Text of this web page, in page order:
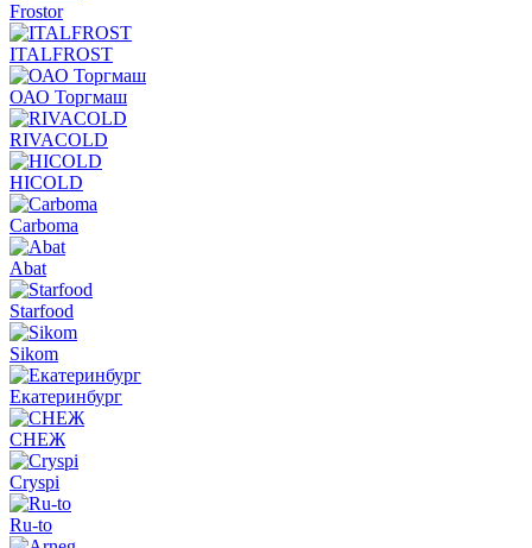
Frostor
ITALFROST
ОАО Торгмаш
RIVACOLD
HICOLD
Carboma
Abat
Starfood
Sikom
Екатеринбург
СНЕЖ
Cryspi
Ru-to